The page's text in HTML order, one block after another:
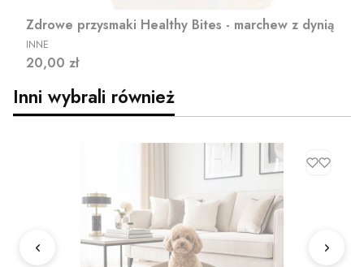
Zdrowe przysmaki Healthy Bites - marchew z dynią
PRODUCENT
INNE
Cena
20,00 zł
Inni wybrali również